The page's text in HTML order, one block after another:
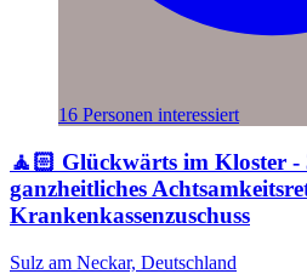
16 Personen interessiert
🧘🏻 Glückwärts im Kloster -
ganzheitliches
Krankenkassenzuschuss
Sulz am Neckar, Deutschland